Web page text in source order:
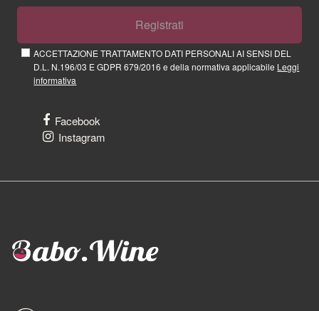
Registrati
ACCETTAZIONE TRATTAMENTO DATI PERSONALI AI SENSI DEL
D.L. N.196/03 E GDPR 679/2016 e della normativa applicabile Leggi
informativa
Facebook
Instagram